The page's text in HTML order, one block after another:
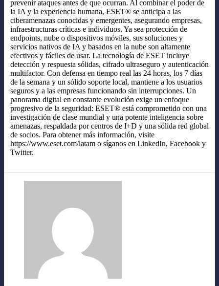
prevenir ataques antes de que ocurran. Al combinar el poder de
la IA y la experiencia humana, ESET® se anticipa a las
ciberamenazas conocidas y emergentes, asegurando empresas,
infraestructuras críticas e individuos. Ya sea protección de
endpoints, nube o dispositivos móviles, sus soluciones y
servicios nativos de IA y basados en la nube son altamente
efectivos y fáciles de usar. La tecnología de ESET incluye
detección y respuesta sólidas, cifrado ultraseguro y autenticación
multifactor. Con defensa en tiempo real las 24 horas, los 7 días
de la semana y un sólido soporte local, mantiene a los usuarios
seguros y a las empresas funcionando sin interrupciones. Un
panorama digital en constante evolución exige un enfoque
progresivo de la seguridad: ESET® está comprometido con una
investigación de clase mundial y una potente inteligencia sobre
amenazas, respaldada por centros de I+D y una sólida red global
de socios. Para obtener más información, visite
https://www.eset.com/latam o síganos en LinkedIn, Facebook y
Twitter.